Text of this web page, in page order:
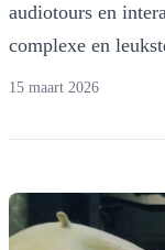
audiotours en
complexe en
15 maart 2026